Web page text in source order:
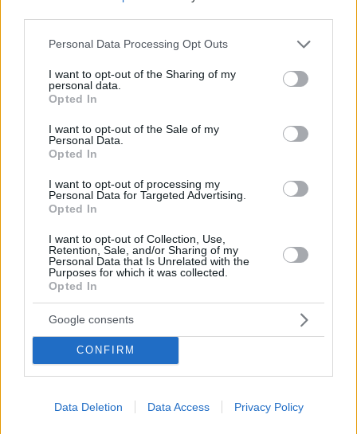
Please note that this website/app uses one or more Google
not limited to your visit or usage behaviour. You may click to
grant or deny consent to Google and its third-party tags to
use your data for below specified purposes in below Google
consent section.
Personal Data Processing Opt Outs
I want to opt-out of the Sharing of my
personal data.
Opted In
I want to opt-out of the Sale of my
Personal Data.
Opted In
I want to opt-out of processing my
Personal Data for Targeted Advertising.
Opted In
I want to opt-out of Collection, Use,
Retention, Sale, and/or Sharing of my
Personal Data that Is Unrelated with the
Purposes for which it was collected.
Opted In
Google consents
CONFIRM
Data Deletion Data Access Privacy Policy
Fonte: MKIK